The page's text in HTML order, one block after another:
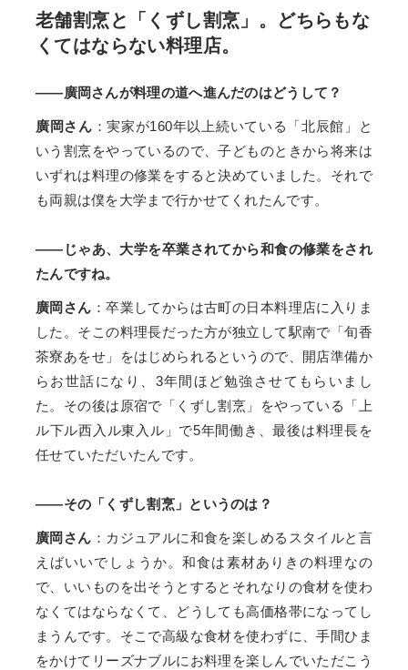
老舗割烹と「くずし割烹」。どちらもな
くてはならない料理店。
——廣岡さんが料理の道へ進んだのはどうして？
廣岡さん ：実家が160年以上続いている「北辰館」と
いう割烹をやっているので、子どものときから将来は
いずれは料理の修業をすると決めていました。それで
も両親は僕を大学まで行かせてくれたんです。
——じゃあ、大学を卒業されてから和食の修業をされ
たんですね。
廣岡さん ：卒業してからは古町の日本料理店に入りま
した。そこの料理長だった方が独立して駅南で「旬香
茶寮あをせ」をはじめられるというので、開店準備か
らお世話になり、3年間ほど勉強させてもらいまし
た。その後は原宿で「くずし割烹」をやっている「上
ル下ル西入ル東入ル」で5年間働き、最後は料理長を
任せていただいたんです。
——その「くずし割烹」というのは？
廣岡さん ：カジュアルに和食を楽しめるスタイルと言
えばいいでしょうか。和食は素材ありきの料理なの
で、いいものを出そうとするとそれなりの食材を使わ
なくてはならなくて、どうしても高価格帯になってし
まうんです。そこで高級な食材を使わずに、手間ひま
をかけてリーズナブルにお料理を楽しんでいただこう